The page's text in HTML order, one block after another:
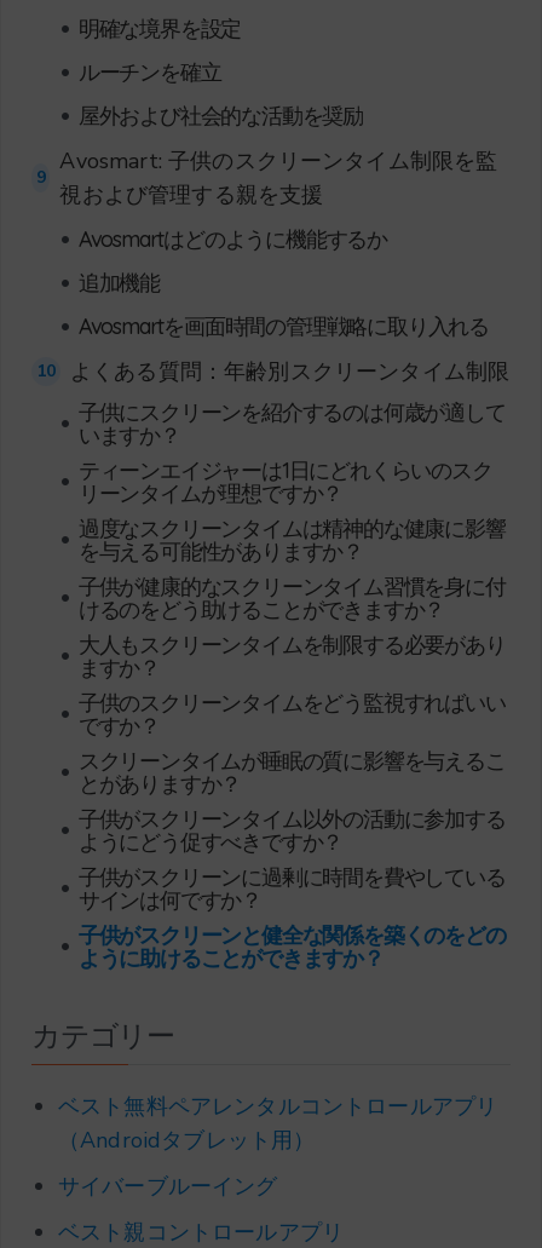
• 明確な境界を設定
• ルーチンを確立
• 屋外および社会的な活動を奨励
9
Avosmart: 子供のスクリーンタイム制限を監
視および管理する親を支援
• Avosmartはどのように機能するか
• 追加機能
• Avosmartを画面時間の管理戦略に取り入れる
10 よくある質問：年齢別スクリーンタイム制限
• 子供にスクリーンを紹介するのは何歳が適して
いますか？
• ティーンエイジャーは1日にどれくらいのスク
リーンタイムが理想ですか？
• 過度なスクリーンタイムは精神的な健康に影響
を与える可能性がありますか？
• 子供が健康的なスクリーンタイム習慣を身に付
けるのをどう助けることができますか？
• 大人もスクリーンタイムを制限する必要があり
ますか？
• 子供のスクリーンタイムをどう監視すればいい
ですか？
• スクリーンタイムが睡眠の質に影響を与えるこ
とがありますか？
• 子供がスクリーンタイム以外の活動に参加する
ようにどう促すべきですか？
• 子供がスクリーンに過剰に時間を費やしている
サインは何ですか？
• 子供がスクリーンと健全な関係を築くのをどの
ように助けることができますか？
カテゴリー
ベスト無料ペアレンタルコントロールアプリ
（Androidタブレット用）
サイバーブルーイング
ベスト親コントロールアプリ